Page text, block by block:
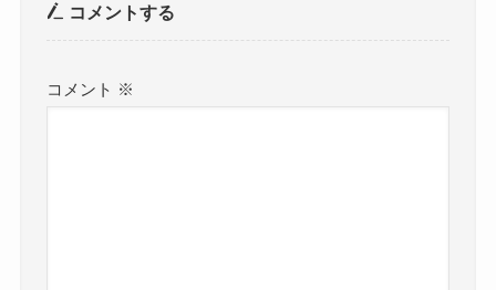
コメントする
コメント ※